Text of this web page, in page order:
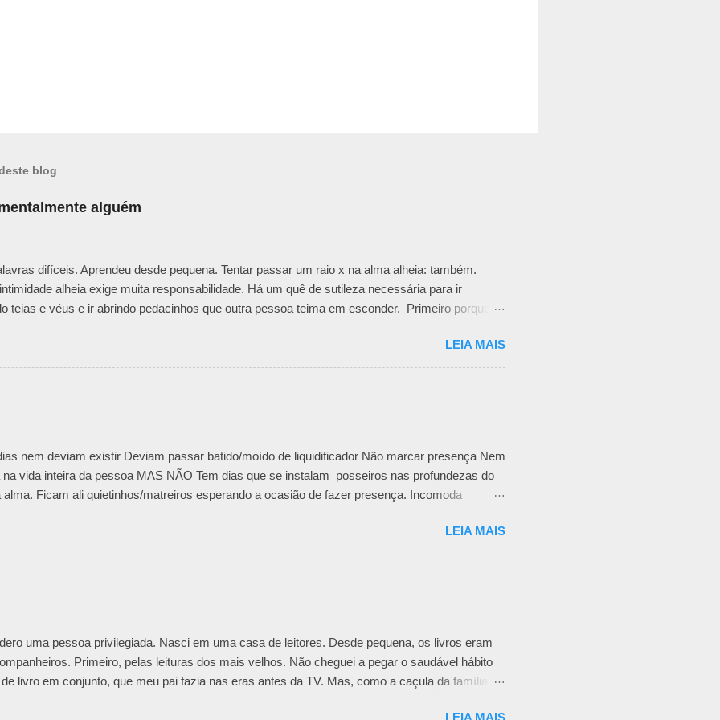
blog
alguém
difíceis. Aprendeu desde pequena. Tentar passar um raio x na alma alheia: também.
alheia exige muita responsabilidade. Há um quê de sutileza necessária para ir
teias e véus e ir abrindo pedacinhos que outra pessoa teima em esconder. Primeiro porque
fachada irônica, uma maneira mais fria e racional de trancar emoções. Pode ser uma falta de
que esconde mágoas passadas e nunca resolvidas. Não importa, desembaraçar meadas
LEIA MAIS
nem deviam existir Deviam passar batido/moído de liquidificador Não marcar presença Nem
na vida inteira da pessoa MAS NÃO Tem dias que se instalam posseiros nas profundezas do
alma. Ficam ali quietinhos/matreiros esperando a ocasião de fazer presença. Incomoda
porque finquei bandeira delimitei fronteira queimei saídas Fico e alfineto quando me dão voz e
LEIA MAIS
uma pessoa privilegiada. Nasci em uma casa de leitores. Desde pequena, os livros eram
Primeiro, pelas leituras dos mais velhos. Não cheguei a pegar o saudável hábito
livro em conjunto, que meu pai fazia nas eras antes da TV. Mas, como a caçula da família,